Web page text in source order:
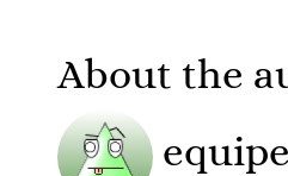
About the
equipe